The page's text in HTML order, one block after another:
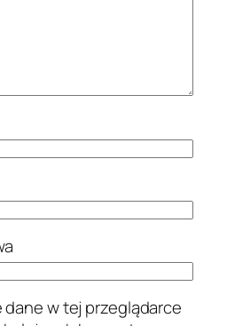
dane w tej przeglądarce